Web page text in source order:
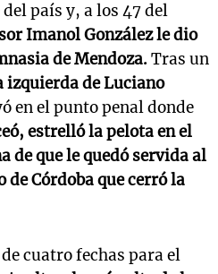
país y, a los 47 del
Imanol González le dio
de Mendoza. Tras un
izquierda deLuciano
en el punto penal donde
estrelló la pelota en el
de que le quedó servida al
de Córdobaque cerró la
cuatro fechas para el